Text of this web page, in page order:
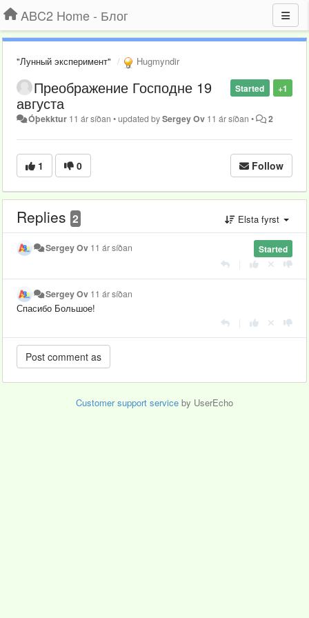
ABC2 Home - Блог
"Лунный эксперимент" Hugmyndir
+1
Started
Преображение Господне 19
августа
Óþekktur 11 ár síðan •updated bySergey Ov 11 ár síðan • 2
1 0 Follow
Replies 2 Elsta fyrst
Started
Sergey Ov 11 ár síðan
Sergey Ov 11 ár síðan
Спасибо Большое!
Customer support service by UserEcho